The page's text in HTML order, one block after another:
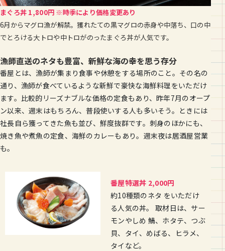
まぐろ丼 1,800円 ※時季により価格変更あり
6月からマグロ漁が解禁。獲れたての黒マグロの赤身や中落ち、口の中
でとろける大トロや中トロがのったまぐろ丼が人気です。
漁師直送のネタも豊富、新鮮な海の幸を思う存分
番屋とは、漁師が集まり食事や休憩をする場所のこと。その名の
通り、漁師が食べているような新鮮で豪快な海鮮料理をいただけ
ます。比較的リーズナブルな価格の定食もあり、昨年7月のオープ
ン以来、週末はもちろん、普段使いする人も多いそう。ときには
社長自ら獲ってきた魚も並び、鮮度抜群です。刺身のほかにも、
焼き魚や煮魚の定食、海鮮のカレーもあり。週末夜は居酒屋営業
も。
番屋特選丼 2,000円
約10種類のネタ をいただけ
る人気の丼。 取材日は、サー
モンやしめ 鯖、ホタテ、つぶ
貝、タイ、めばる、ヒラメ、
タイなど。